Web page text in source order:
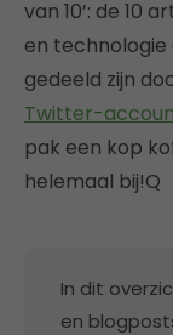
van 10’: de 10
en technologie
gedeeld zijn
Twitter-
pak een kop
helemaal bij!Q
In dit
en